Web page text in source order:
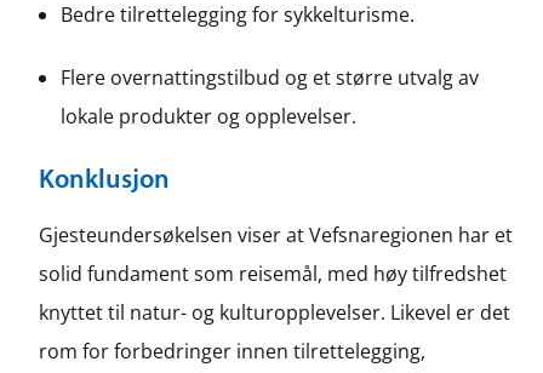
Bedre tilrettelegging for sykkelturisme.
Flere overnattingstilbud og et større utvalg av
lokale produkter og opplevelser.
Konklusjon
Gjesteundersøkelsen viser at Vefsnaregionen har et
solid fundament som reisemål, med høy tilfredshet
knyttet til natur- og kulturopplevelser. Likevel er det
rom for forbedringer innen tilrettelegging,